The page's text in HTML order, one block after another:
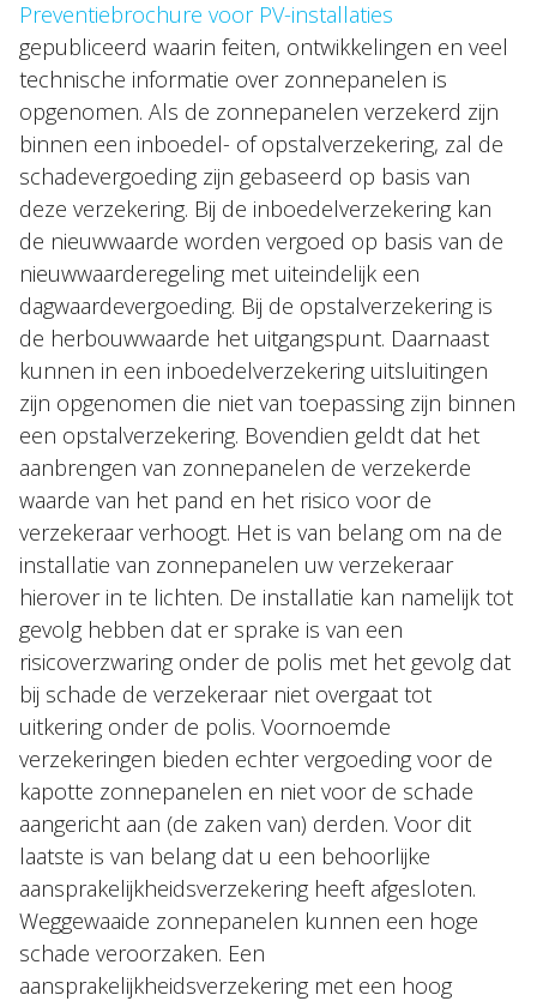
Preventiebrochure voor PV-installaties
gepubliceerd waarin feiten, ontwikkelingen en veel
technische informatie over zonnepanelen is
opgenomen. Als de zonnepanelen verzekerd zijn
binnen een inboedel- of opstalverzekering, zal de
schadevergoeding zijn gebaseerd op basis van
deze verzekering. Bij de inboedelverzekering kan
de nieuwwaarde worden vergoed op basis van de
nieuwwaarderegeling met uiteindelijk een
dagwaardevergoeding. Bij de opstalverzekering is
de herbouwwaarde het uitgangspunt. Daarnaast
kunnen in een inboedelverzekering uitsluitingen
zijn opgenomen die niet van toepassing zijn binnen
een opstalverzekering. Bovendien geldt dat het
aanbrengen van zonnepanelen de verzekerde
waarde van het pand en het risico voor de
verzekeraar verhoogt. Het is van belang om na de
installatie van zonnepanelen uw verzekeraar
hierover in te lichten. De installatie kan namelijk tot
gevolg hebben dat er sprake is van een
risicoverzwaring onder de polis met het gevolg dat
bij schade de verzekeraar niet overgaat tot
uitkering onder de polis. Voornoemde
verzekeringen bieden echter vergoeding voor de
kapotte zonnepanelen en niet voor de schade
aangericht aan (de zaken van) derden. Voor dit
laatste is van belang dat u een behoorlijke
aansprakelijkheidsverzekering heeft afgesloten.
Weggewaaide zonnepanelen kunnen een hoge
schade veroorzaken. Een
aansprakelijkheidsverzekering met een hoog